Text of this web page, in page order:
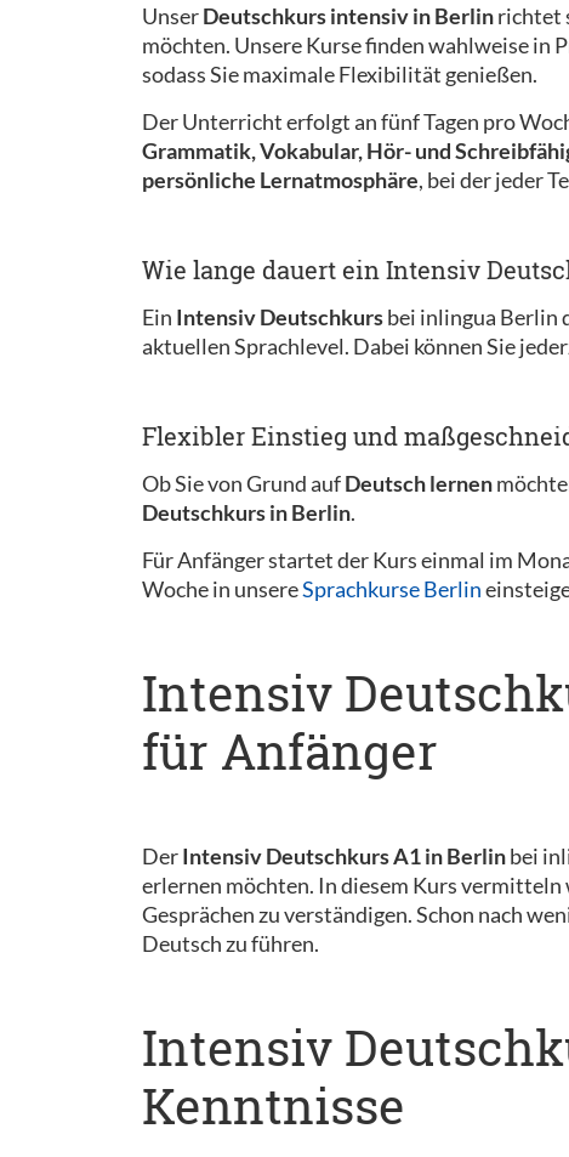
UnserDeutschkurs intensiv in Berlinrichtet
möchten. Unsere Kurse finden wahlweise in
sodass Sie maximale Flexibilität genießen.
Der Unterricht erfolgt an fünf Tagen pro
Grammatik, Vokabular, Hör- und
persönliche Lernatmosphäre, bei der jeder
Wie lange dauert ein Intensiv
Ein Intensiv Deutschkursbei inlingua Berlin
aktuellen Sprachlevel. Dabei können Sie
Flexibler Einstieg und
Ob Sie von Grund aufDeutsch lernen
Deutschkurs in Berlin.
Für Anfänger startet der Kurs einmal im
Woche in unsereSprachkurse Berlin
Intensiv
für Anfänger
DerIntensiv Deutschkurs A1 in Berlinbei
erlernen möchten. In diesem Kurs vermitteln
Gesprächen zu verständigen. Schon nach
Deutsch zu führen.
Intensiv
Kenntnisse